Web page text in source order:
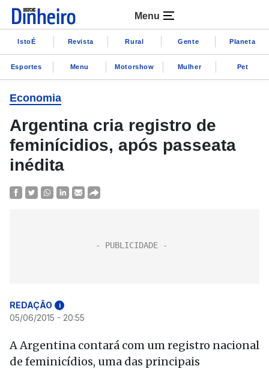
Menu
IstoÉ Revista Rural Gente Planeta
Esportes Menu Motorshow Mulher Pet
Economia
Argentina cria registro de
feminícidios, após passeata
inédita
REDAÇÃO i
05/06/2015 - 20:55
A Argentina contará com um registro nacional
de feminicídios, uma das principais